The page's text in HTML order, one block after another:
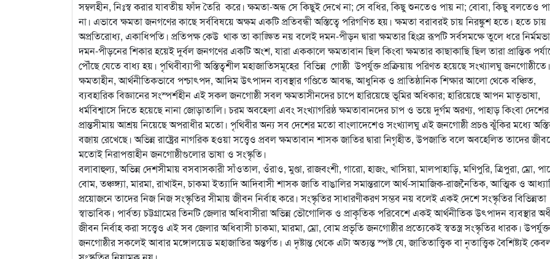
সম্বলহীন, নিঃস্ব করার যাবতীয় ফাঁদ তৈরি করে। ক্ষমতা-অন্ধ সে কিছুই দেখে না; সে বধির, কিছু শুনতেও পায় না; বোবা, কিছু বলতেও
না। এভাবে ক্ষমতা জনগণের কাছে সর্ববিষয়ে অক্ষম একটি প্রতিবন্ধী অস্তিত্বে পরিগণিত হয়। ক্ষমতা বরাবরই চায় নিরঙ্কুশ হতে। হতে চায়
অপ্রতিরোধ্য, একাধিপতি। প্রতিপক্ষ কেউ থাক তা কাঙ্ক্ষিত নয় বলেই দমন-পীড়ন দ্বারা ক্ষমতার হিংস্র রূপটি সর্বসমক্ষে তুলে ধরে
দমন-পীড়নের শিকার হয়েই দুর্বল জনগণের একটি অংশ, যারা এককালে ক্ষমতাবান ছিল কিংবা ক্ষমতার কাছাকাছি ছিল তারা প্রান্তিক
পৌঁছে যেতে বাধ্য হয়। পৃথিবীব্যাপী অস্তিত্বশীল মহাজাতিসমূহের বিভিন্ন গোষ্ঠী উপর্যুক্ত প্রক্রিয়ায় পরিণত হয়েছে সংখ্যালঘু জনগোষ্ঠীতে।
ক্ষমতাহীন, আর্থনীতিকভাবে পশ্চাৎপদ, আদিম উৎপাদন ব্যবস্থার গণ্ডিতে আবদ্ধ, আধুনিক ও প্রাতিষ্ঠানিক শিক্ষার আলো থেকে বঞ্চিত,
ব্যবহারিক বিজ্ঞানের সংস্পর্শহীন এই সকল জনগোষ্ঠী সবল ক্ষমতাসীনদের চাপে হারিয়েছে ভূমির অধিকার; হারিয়েছে আপন মাতৃভাষা,
ধর্মবিশ্বাসে দিতে হয়েছে নানা জোড়াতালি। চরম অবহেলা এবং সংখ্যাগরিষ্ঠ ক্ষমতাবানদের চাপ ও ভয়ে দুর্গম অরণ্য, পাহাড় কিংবা দেশের
প্রান্তসীমায় আশ্রয় নিয়েছে অপরাধীর মতো। পৃথিবীর অন্য সব দেশের মতো বাংলাদেশেও সংখ্যালঘু এই জনগোষ্ঠী প্রচণ্ড ঝুঁকির মধ্যে
বজায় রেখেছে। অভিন্ন রাষ্ট্রের নাগরিক হওয়া সত্ত্বেও প্রবল ক্ষমতাবান শাসক জাতির দ্বারা নিগৃহীত, উপজাতি বলে অবহেলিত তাদের
মতোই নিরাপত্তাহীন জনগোষ্ঠীগুলোর ভাষা ও সংস্কৃতি।
বলাবাহুল্য, অভিন্ন দেশসীমায় বসবাসকারী সাঁওতাল, ওঁরাও, মুণ্ডা, রাজবংশী, গারো, হাজং, খাসিয়া, মালপাহাড়ি, মণিপুরি, ত্রিপুরা, ম্রো,
বোম, তঞ্চঙ্গ্যা, মারমা, রাখাইন, চাকমা ইত্যাদি আদিবাসী শাসক জাতি বাঙালির সমান্তরালে আর্থ-সামাজিক-রাজনৈতিক, আত্মিক ও
প্রয়োজনে তাদের নিজ নিজ সংস্কৃতির সীমায় জীবন নির্বাহ করে। সংস্কৃতির সাধারণীকরণ সম্ভব নয় বলেই একই দেশে সংস্কৃতির বিভিন্নতা
স্বাভাবিক। পার্বত্য চট্টগ্রামের তিনটি জেলার অধিবাসীরা অভিন্ন ভৌগোলিক ও প্রাকৃতিক পরিবেশে একই আর্থনীতিক উৎপাদন ব্যবস্থার
জীবন নির্বাহ করা সত্ত্বেও এই সব জেলার অধিবাসী চাকমা, মারমা, ম্রো, বোম প্রভৃতি জনগোষ্ঠীর প্রত্যেকেই স্বতস্ত্র সংস্কৃতির ধারক। উপর্যুক্ত
জনগোষ্ঠীর সকলেই আবার মঙ্গোলয়েড মহাজাতির অন্তর্গত। এ দৃষ্টান্ত থেকে এটা অত্যন্ত স্পষ্ট যে, জাতিতাত্ত্বিক বা নৃতাত্ত্বিক বৈশিষ্ট্যই